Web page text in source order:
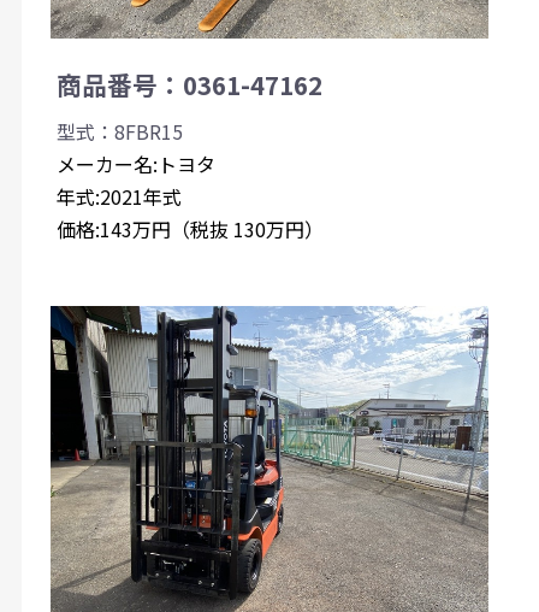
商品番号：0361-47162
型式：8FBR15
メーカー名:トヨタ
年式:2021年式
価格:143万円（税抜 130万円）